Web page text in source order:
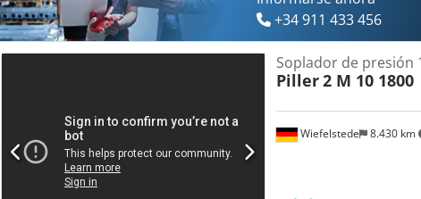
+34 911 433 456
Wiefelstede 8.430 km
Soplador de presión
Piller2 M 10 1800